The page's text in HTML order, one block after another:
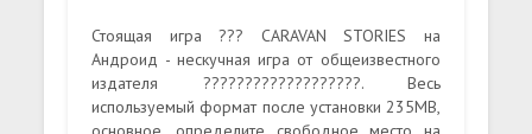
Стоящая игра ??? CARAVAN STORIES на
Андроид - нескучная игра от общеизвестного
издателя ???????????????????. Весь
используемый формат после установки 235MB,